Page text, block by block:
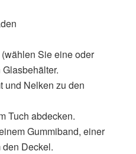
Sie eine oder
und Nelken zu den
Tuch abdecken.
Gummiband, einer
Deckel.